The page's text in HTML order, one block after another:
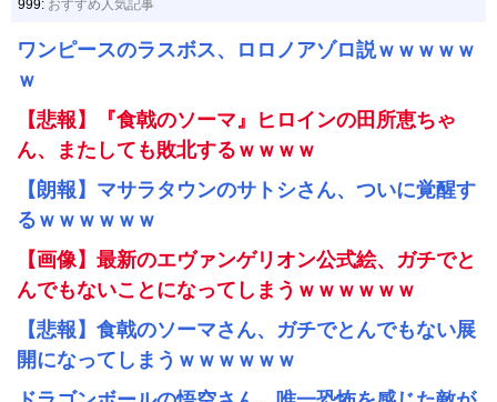
999: おすすめ人気記事
ワンピースのラスボス、ロロノアゾロ説ｗｗｗｗｗ
ｗ
【悲報】『食戟のソーマ』ヒロインの田所恵ちゃ
ん、またしても敗北するｗｗｗｗ
【朗報】マサラタウンのサトシさん、ついに覚醒す
るｗｗｗｗｗｗ
【画像】最新のエヴァンゲリオン公式絵、ガチでと
んでもないことになってしまうｗｗｗｗｗｗ
【悲報】食戟のソーマさん、ガチでとんでもない展
開になってしまうｗｗｗｗｗｗ